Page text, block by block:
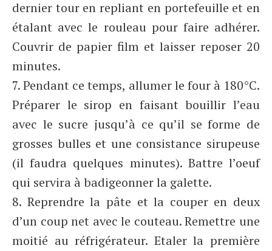
dernier tour en repliant en portefeuille et en
étalant avec le rouleau pour faire adhérer.
Couvrir de papier film et laisser reposer 20
minutes.
7. Pendant ce temps, allumer le four à 180°C.
Préparer le sirop en faisant bouillir l’eau
avec le sucre jusqu’à ce qu’il se forme de
grosses bulles et une consistance sirupeuse
(il faudra quelques minutes). Battre l’oeuf
qui servira à badigeonner la galette.
8. Reprendre la pâte et la couper en deux
d’un coup net avec le couteau. Remettre une
moitié au réfrigérateur. Etaler la première